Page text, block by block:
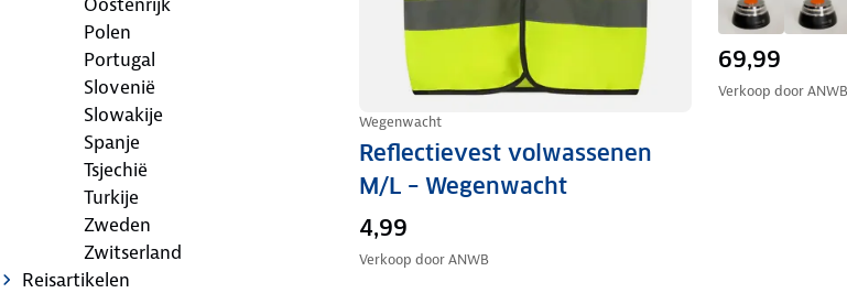
Polen
Portugal
Slovenië
Slowakije
Spanje
Tsjechië
Turkije
Zweden
Zwitserland
Reisartikelen
Wegenwacht
Reflectievest volwassenen
M/L – Wegenwacht
4,99
Verkoop doorANWB
69,99
Verkoop doorANWB